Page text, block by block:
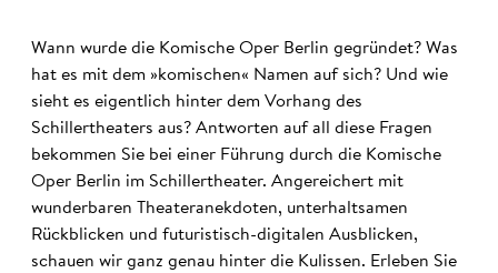
Wann wurde die Komische Oper Berlin gegründet? Was
hat es mit dem »komischen« Namen auf sich? Und wie
sieht es eigentlich hinter dem Vorhang des
Schillertheaters aus? Antworten auf all diese Fragen
bekommen Sie bei einer Führung durch die Komische
Oper Berlin im Schillertheater. Angereichert mit
wunderbaren Theateranekdoten, unterhaltsamen
Rückblicken und futuristisch-digitalen Ausblicken,
schauen wir ganz genau hinter die Kulissen. Erleben Sie